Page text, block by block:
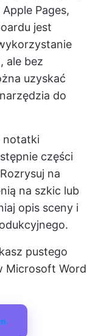
Pages,
jest
ale bez
uzyskać
do
notatki
części
na
na szkic lub
opis sceny i
pustego
Microsoft Word